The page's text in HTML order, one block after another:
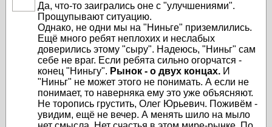
Да, что-то заигрались оне с "улучшениями".
Прощупывают ситуацию.
Однако, не одни мы на "Ниньге" приземлились.
Ещё много ребят неплохих и неслабых
доверились этому "сыру". Надеюсь, "Ниньг" сам
себе не враг. Если ребята сильно огорчатся -
конец "Ниньгу". Рынок - о двух концах. И
"Ниньг" не может этого не понимать. А если не
понимает, то наверняка ему это уже объясняют.
Не торопись грустить, Олег Юрьевич. Поживём -
увидим, ещё не вечер. А менять шило на мыло